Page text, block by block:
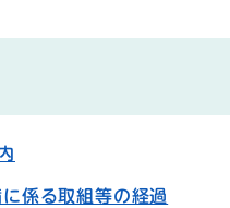
係る取組等の経過